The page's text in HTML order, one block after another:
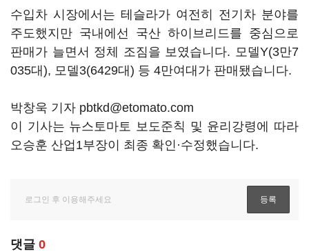
수입차 시장에서는 테슬라가 여전히 전기차 분야를
주도했지만 국내에선 국산 하이브리드를 중심으로
판매가 늘면서 정체 조짐을 보였습니다. 모델Y(3만7
035대), 모델3(6429대) 등 4만여대가 판매됐습니다.
박창욱 기자 pbtkd@etomato.com
이 기사는 뉴스토마토 보도준칙 및 윤리강령에 따라
오승훈 산업1부장이 최종 확인·수정했습니다.
댓글 0